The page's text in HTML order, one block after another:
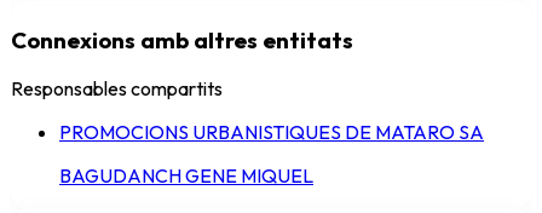
Connexions amb altres entitats
Responsables compartits
PROMOCIONS URBANISTIQUES DE MATARO SA
BAGUDANCH GENE MIQUEL